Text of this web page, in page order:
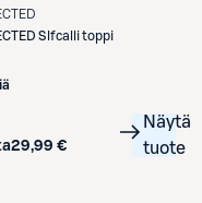
Slfcalli toppi
29,99 €
Näytä
tuote